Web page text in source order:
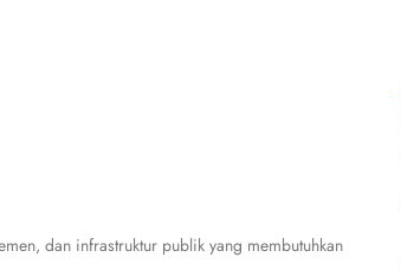
dan infrastruktur publik yang membutuhkan